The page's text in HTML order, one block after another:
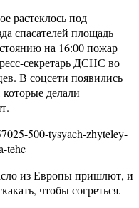
растеклось под
спасателей площадь
на 16:00 пожар
секретарь ДСНС во
В соцсети появились
делали
500-tysyach-zhyteley-
tehc
из Европы пришлют, и
чтобы согреться.